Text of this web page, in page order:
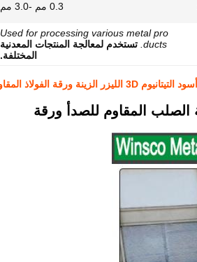
0.3 مم -3.0 مم
Used for processing various metal pro
ducts. تستخدم لمعالجة المنتجات المعدنية
المختلفة.